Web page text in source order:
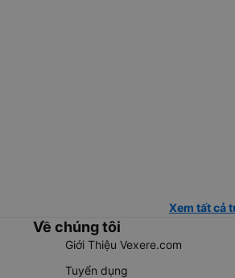
Xem tất cả
Về chúng tôi
Giới Thiệu Vexere.com
Tuyển dụng